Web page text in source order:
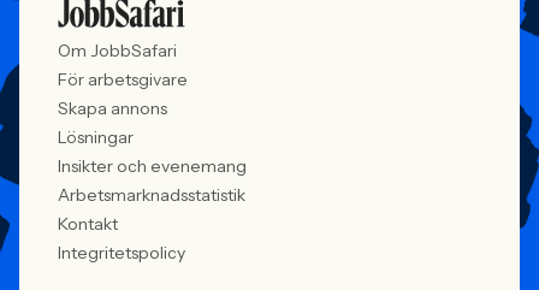
Om JobbSafari
För arbetsgivare
Skapa annons
Lösningar
Insikter och evenemang
Arbetsmarknadsstatistik
Kontakt
Integritetspolicy